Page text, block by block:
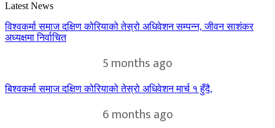
Latest News
विश्वकर्मा समाज दक्षिण कोरियाको तेस्रो अधिवेशन सम्पन्न, जीवन साशंकर
अध्यक्षमा निर्वाचित
5 months ago
बिश्वकर्मा समाज दक्षिण कोरियाको तेस्रो अधिवेशन मार्च १ हुँदै,
6 months ago